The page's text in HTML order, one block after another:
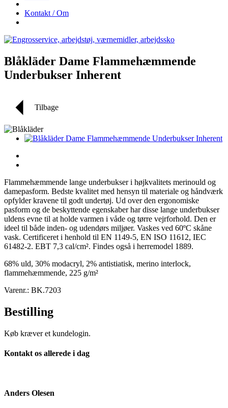
Kontakt / Om
Blåkläder Dame Flammehæmmende
Underbukser Inherent
Tilbage
Flammehæmmende lange underbukser i højkvalitets merinould og
damepasform. Bedste kvalitet med hensyn til materiale og håndværk
opfylder kravene til godt undertøj. Ud over den ergonomiske
pasform og de beskyttende egenskaber har disse lange underbukser
uldens evne til at holde varmen i våde og tørre vejrforhold. Den er
ideel til både inden- og udendørs miljøer. Vaskes ved 60ºC skåne
vask. Certificeret i henhold til EN 1149-5, EN ISO 11612, IEC
61482-2. EBT 7,3 cal/cm². Findes også i herremodel 1889.
68% uld, 30% modacryl, 2% antistiatisk, merino interlock,
flammehæmmende, 225 g/m²
Varenr.: BK.7203
Bestilling
Køb kræver et kundelogin.
Kontakt os allerede i dag
Anders Olesen